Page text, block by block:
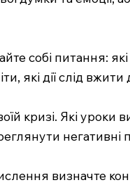
собі питання:
які дії слід
кризі. Які уроки
негативні
визначте